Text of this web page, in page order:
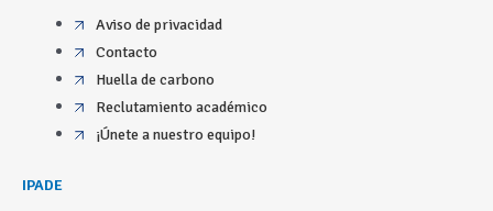
Aviso de privacidad
Contacto
Huella de carbono
Reclutamiento académico
¡Únete a nuestro equipo!
IPADE